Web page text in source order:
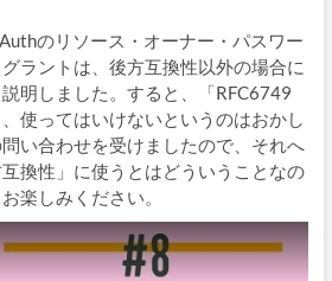
のリソース・オーナー・パスワー
ラントは、後方互換性以外の場合に
明しました。すると、「RFC6749
使ってはいけないというのはおかし
い合わせを受けましたので、それへ
換性」に使うとはどういうことなの
楽しみください。